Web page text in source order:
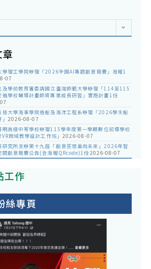
學理工學院辦理「2026全國AI專題創意競賽」海報1
07
及學前教育署委請國立臺灣師範大學辦理「114至115
進學校輔導計畫師資專業成長研習」實施計畫1份
技大學海事學院造船及海洋工程系辦理「2026學生船
2026-08-07
明高級中等學校辦理115學年度第一學期數位前導學校
跨域教學設計工作坊」 2026-08-07
研究所主辦第十九屆「創意狂想巢向未來」2026年智
間創意競賽公告(含海報QRcode)1份2026-08-07
工作
絲專頁